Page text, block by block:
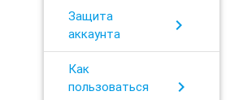
Защита
аккаунта
chevron_right
Как
пользоваться
chevron_right